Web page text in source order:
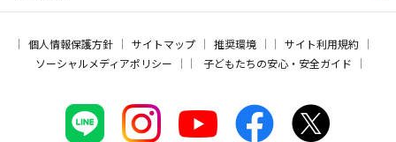
個人情報保護方針 サイトマップ 推奨環境
サイト利用規約
ソーシャルメディアポリシー
子どもたちの安心・安全ガイド